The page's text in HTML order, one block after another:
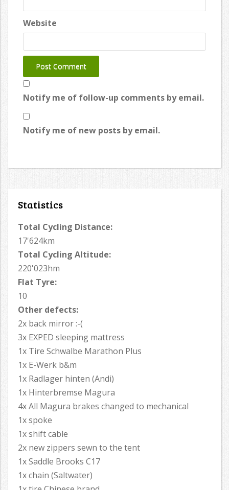
Website
Notify me of follow-up comments by email.
Notify me of new posts by email.
Statistics
Total Cycling Distance:
17'624km
Total Cycling Altitude:
220'023hm
Flat Tyre:
10
Other defects:
2x back mirror :-(
3x EXPED sleeping mattress
1x Tire Schwalbe Marathon Plus
1x E-Werk b&m
1x Radlager hinten (Andi)
1x Hinterbremse Magura
4x All Magura brakes changed to mechanical
1x spoke
1x shift cable
2x new zippers sewn to the tent
1x Saddle Brooks C17
1x chain (Saltwater)